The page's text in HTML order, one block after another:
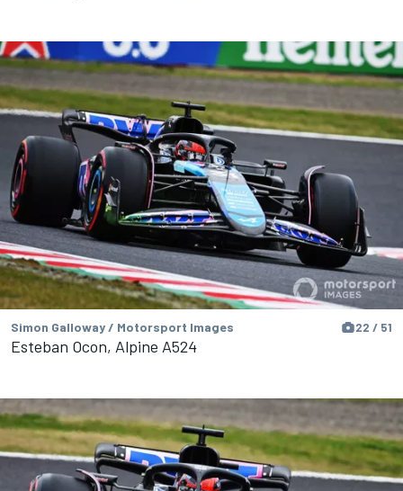
Simon Galloway / Motorsport Images 22 / 51
Esteban Ocon, Alpine A524